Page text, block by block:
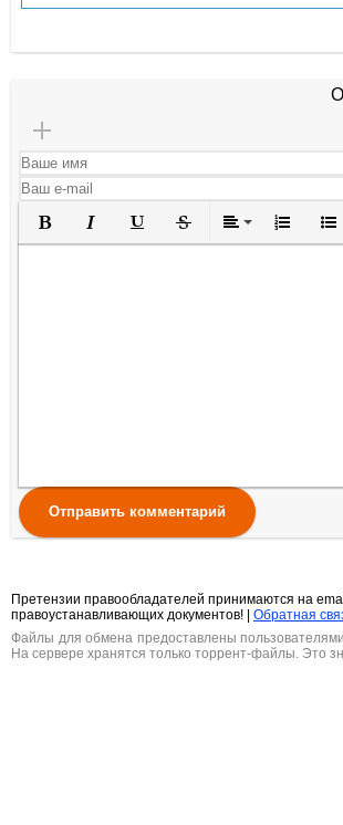
Полужирный
КурсивПодчеркнутый
ЗачеркнутыйВыравнивание
Отправить комментарий
Претензии правообладателей принимаются на
правоустанавливающих документов! |
Обратная
Файлы для обмена предоставлены
На сервере хранятся только торрент-файлы. Это